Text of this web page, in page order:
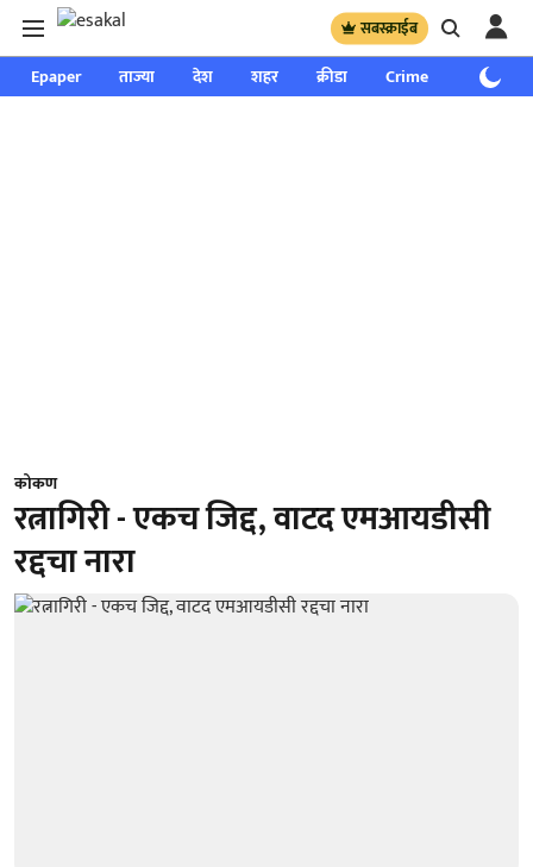
सबस्क्राईब
Epaper ताज्या देश शहर क्रीडा Crime साप्ताहिक
कोकण
रत्नागिरी - एकच जिद्द, वाटद एमआयडीसी
रद्दचा नारा